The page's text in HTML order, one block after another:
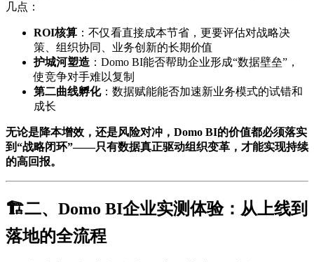
几点：
ROI核算 ：不仅看直接成本节省，更要评估对战略决
策、组织协同、业务创新的长期价值
护城河塑造 ：Domo BI能否帮助企业形成“数据壁垒”，
使竞争对手难以复制
第二曲线孵化：数据赋能能否加速新业务模式的试错和
成长
无论是降本增效，还是风险对冲，Domo BI的价值都必须落实
到“战略闭环”——只有数据真正驱动组织变革，才能实现持续
的高回报。
🏗二、Domo BI企业实测体验：从上线到
落地的全流程